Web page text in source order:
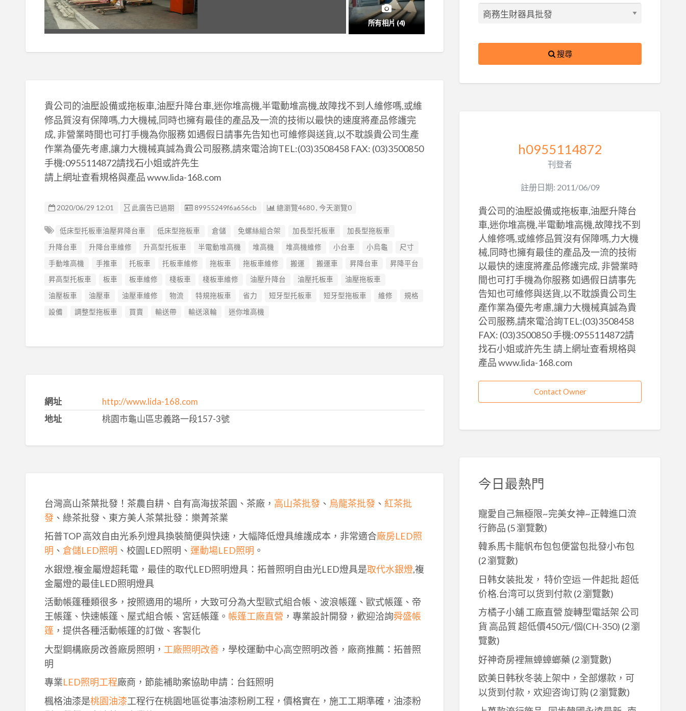
所有相片 (4)
貴公司的油壓設備或拖板車,油壓升降台車,迷你堆高機,半電動堆高機,故障找不到人維修嗎,或維
修品質沒有保障嗎,力大機械,同時也擁有最佳的產品及一流的技術以最快的速度將產品修護完
成, 非營業時間也可打手機為你服務 如遇假日請事先告知也可維修與送貨,以不耽誤貴公司生產
作業為優先考慮,讓力大機械真誠為貴公司服務,請來電洽詢TEL:(03)3508458 FAX: (03)3500850
手機:0955114872請找石小姐或許先生
請上網址查看規格與產品 www.lida-168.com
2020/06/29 12:01 此廣告已過期 廣告编號
89955249f6a656cb 總瀏覽4680 , 今天瀏覽0
低床型托板車油壓昇降台車 低床型拖板車 倉儲 免螺絲組合架 加長型托板車
加長型拖板車
升降台車
升降台車維修 升高型托板車 半電動堆高機 堆高機 堆高機維修 小台車 小烏龜
尺寸
手動堆高機
手推車 托板車 托板車維修 拖板車 拖板車維修 搬運 搬運車 昇降台車
昇降平台
昇高型托板車
板車 板車維修 棧板車 棧板車維修 油壓升降台 油壓托板車
油壓拖板車
油壓板車
油壓車 油壓車維修 物流 特規拖板車 省力 短牙型托板車 短牙型拖板車 維修
規格
設備
調整型拖板車 買賣 輸送帶 輸送滾輪 迷你堆高機
網址
http://www.lida-168.com
地址
桃園市龜山區忠義路一段157-3號
台灣高山茶葉批發！茶農自耕、自有高海拔茶園、茶廠， 高山茶批發、 烏龍茶批發、 紅茶批
發、綠茶批發、東方美人茶葉批發：樂菁茶業
拓普TOP 高效自由光系列燈具換裝簡便與快速，大幅降低燈具維護成本，非常適合廠房LED照
明 、 倉儲LED照明 、校園LED照明、 運動場LED照明 。
水銀燈,複金屬燈超耗電，最佳的取代LED照明燈具：拓普照明自由光LED燈具是取代水銀燈,複
金屬燈的最佳LED照明燈具
活動帳篷種類很多，按照適用的場所，大致可分為大型歐式組合帳、波浪帳篷、歐式帳篷、帝
王帳篷、快速帳篷、屋式組合帳、宮廷帳篷。 帳篷工廠直營 ，專業設計開發，歡迎洽詢舜盛帳
篷，提供各種活動帳篷的訂做、客製化
大型鋼構廠房改善廠房照明， 工廠照明改善，學校運動中心高空照明改善，廠商推薦：拓普照
明
專業LED照明工程廠商，節能補助案協助申請：台鈺照明
楓格油漆是桃園油漆工程行在桃園地區從事油漆粉刷工程，價格實在，施工工期準確，油漆粉
搜尋
h0955114872
刊登者
註册日期: 2011/06/09
貴公司的油壓設備或拖板車,油壓升降台
車,迷你堆高機,半電動堆高機,故障找不到
人維修嗎,或維修品質沒有保障嗎,力大機
械,同時也擁有最佳的產品及一流的技術
以最快的速度將產品修護完成, 非營業時
間也可打手機為你服務 如遇假日請事先
告知也可維修與送貨,以不耽誤貴公司生
產作業為優先考慮,讓力大機械真誠為貴
公司服務,請來電洽詢TEL:(03)3508458
FAX: (03)3500850 手機:0955114872請
找石小姐或許先生 請上網址查看規格與
產品 www.lida-168.com
Contact Owner
今日最熱門
寵愛自己無極限~完美女神~正韓進口流
行飾品 (5 瀏覽數)
韓系馬卡龍帆布包包便當包批發小布包
(2 瀏覽數)
日韩女装批发， 特价空运 一件起批 超低
价格.台湾可以货到付款 (2 瀏覽數)
方橘子小舖 工廠直營 旋轉型電話架 公司
貨 高品質 超低價450元/個(CH-350) (2 瀏
覽數)
好神奇房裡無蟑蟑螂藥 (2 瀏覽數)
欧美日韩秋冬装上架中，全部爆款，可
以货到付款，欢迎咨询订购 (2 瀏覽數)